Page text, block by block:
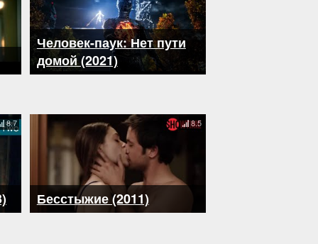
Человек-паук: Нет пути
домой (2021)
8.7
Бесстыжие (2011)
8.5